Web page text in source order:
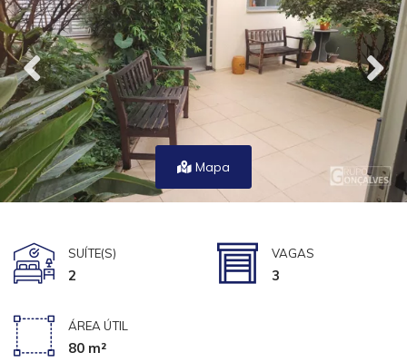
Mapa
SUÍTE(S)
2
VAGAS
3
ÁREA ÚTIL
80 m²